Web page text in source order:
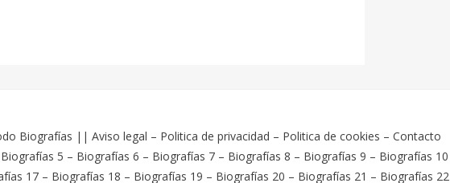
Biografías || Aviso legal – Politica de privacidad – Politica de cookies – Contacto
Biografías 5 – Biografías 6 – Biografías 7 – Biografías 8 – Biografías 9 – Biografías 10
17 – Biografías 18 – Biografías 19 – Biografías 20 – Biografías 21 – Biografías 22